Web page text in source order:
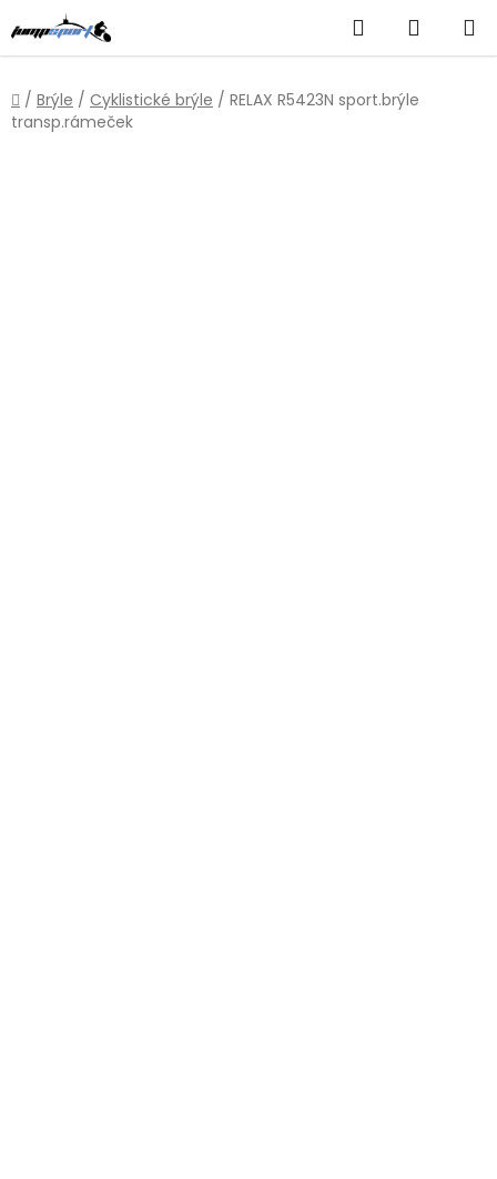
na
obsah
Hledat
KOŠÍK
Domů
/ Brýle / Cyklistické brýle / RELAX R5423N sport.brýle
transp.rámeček